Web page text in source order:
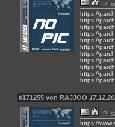
IP:
https://
https://
https://
https://
https://
https://
https://
https://
https://
https://
https://
#171255 von RAJJOO
IP:
https://